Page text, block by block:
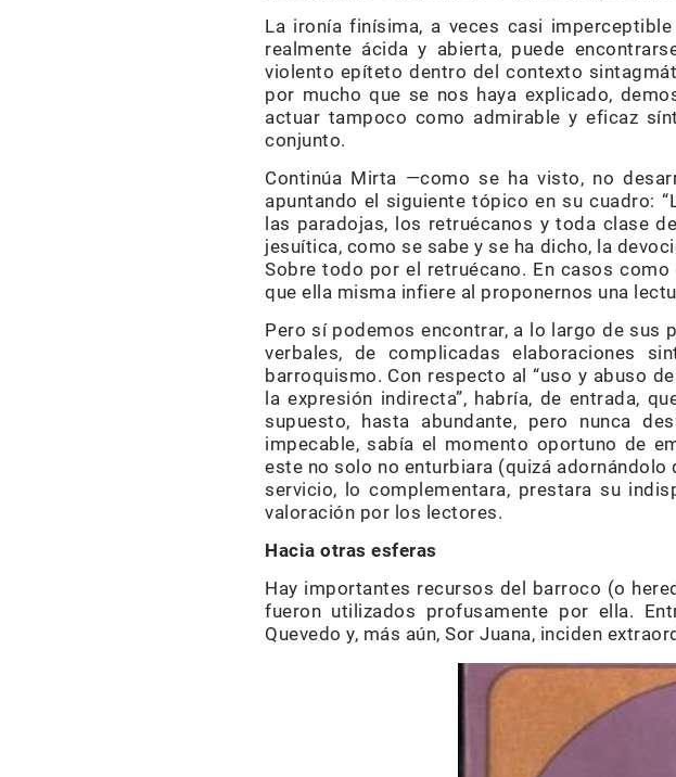
La ironía finísima, a veces casi
realmente ácida y abierta, puede
violento epíteto dentro del contexto
por mucho que se nos haya explicado,
actuar tampoco como admirable y eficaz
conjunto.
Continúa Mirta —como se ha visto, no
apuntando el siguiente tópico en su cuadro:
las paradojas, los retruécanos y toda clase
jesuítica, como se sabe y se ha dicho, la
Sobre todo por el retruécano. En casos
que ella misma infiere al proponernos una
Pero sí podemos encontrar, a lo largo de sus
verbales, de complicadas elaboraciones
barroquismo. Con respecto al “uso y abuso
la expresión indirecta”, habría, de entrada,
supuesto, hasta abundante, pero nunca
impecable, sabía el momento oportuno de
este no solo no enturbiara (quizá
servicio, lo complementara, prestara su
valoración por los lectores.
Hacia otras esferas
Hay importantes recursos del barroco (o
fueron utilizados profusamente por ella.
Quevedo y, más aún, Sor Juana, inciden